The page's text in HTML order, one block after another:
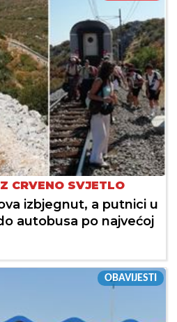
CRVENO SVJETLO
izbjegnut, a putnici u
autobusa po najvećoj
OBAVIJESTI